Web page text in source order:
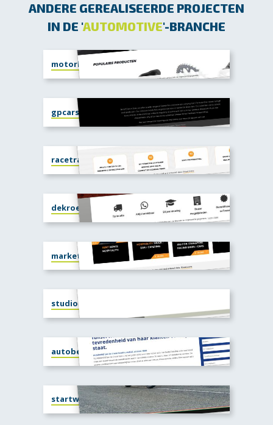
ANDERE GEREALISEERDE PROJECTEN
IN DE 'AUTOMOTIVE'-BRANCHE
motorketting.nl
gpcars4sale.com
racetrailer.com
dekroeze-chiptuning.nl
market.racetrailer.com
studioclassic77.com
autobedrijfdecroon.nl
startwin.com